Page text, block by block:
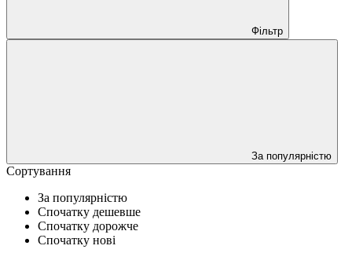
Фільтр
За популярністю
Сортування
За популярністю
Спочатку дешевше
Спочатку дорожче
Спочатку нові